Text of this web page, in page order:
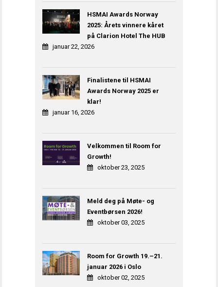
HSMAI Awards Norway
2025: Årets vinnere kåret
på Clarion Hotel The HUB
januar 22, 2026
Finalistene til HSMAI
Awards Norway 2025 er
klar!
januar 16, 2026
Velkommen til Room for
Growth!
oktober 23, 2025
Meld deg på Møte- og
Eventbørsen 2026!
oktober 03, 2025
Room for Growth 19.–21.
januar 2026 i Oslo
oktober 02, 2025